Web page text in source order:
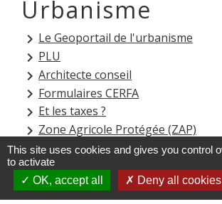
Urbanisme
keyboard_arrow_right Le Geoportail de l'urbanisme
keyboard_arrow_right PLU
keyboard_arrow_right Architecte conseil
keyboard_arrow_right Formulaires CERFA
keyboard_arrow_right Et les taxes ?
keyboard_arrow_right Zone Agricole Protégée (ZAP)
keyboard_arrow_rightAmiante
This site uses cookies and gives you control
to activate
OK, accept all
Deny all cookies